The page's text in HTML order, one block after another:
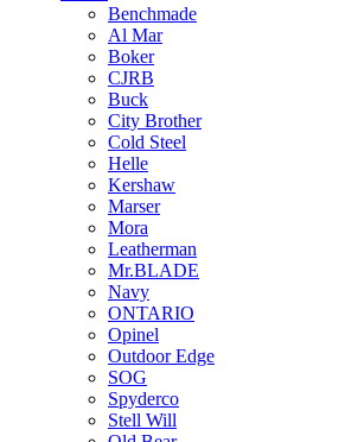
Benchmade
Al Mar
Boker
CJRB
Buck
City Brother
Cold Steel
Helle
Kershaw
Marser
Mora
Leatherman
Mr.BLADE
Navy
ONTARIO
Opinel
Outdoor Edge
SOG
Spyderco
Stell Will